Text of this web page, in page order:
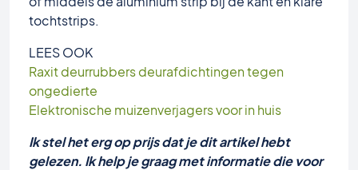
tochtstrips.
LEES OOK
Raxit deurrubbers deurafdichtingen tegen
ongedierte
Elektronische muizenverjagers voor in huis
Ik stel het erg op prijs dat je dit artikel hebt
gelezen. Ik help je graag met informatie die voor